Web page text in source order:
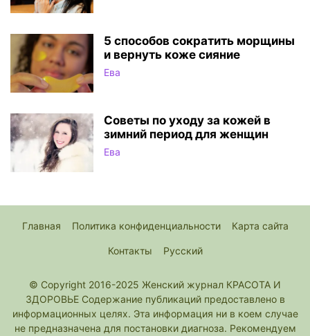
5 способов сократить морщины
и вернуть коже сияние
Ева
Советы по уходу за кожей в
зимний период для женщин
Ева
Главная Политика конфиденциальности Карта сайта
Контакты Русский
© Copyright 2016-2025 Женский журнал КРАСОТА И
ЗДОРОВЬЕ Содержание публикаций предоставлено в
информационных целях. Эта информация ни в коем случае
не предназначена для постановки диагноза. Рекомендуем